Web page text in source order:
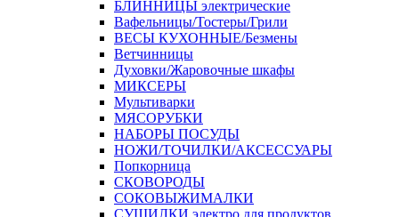
БЛИННИЦЫ электрические
Вафельницы/Тостеры/Грили
ВЕСЫ КУХОННЫЕ/Безмены
Ветчинницы
Духовки/Жаровочные шкафы
МИКСЕРЫ
Мультиварки
МЯСОРУБКИ
НАБОРЫ ПОСУДЫ
НОЖИ/ТОЧИЛКИ/АКСЕССУАРЫ
Попкорница
СКОВОРОДЫ
СОКОВЫЖИМАЛКИ
СУШИЛКИ электро для продуктов